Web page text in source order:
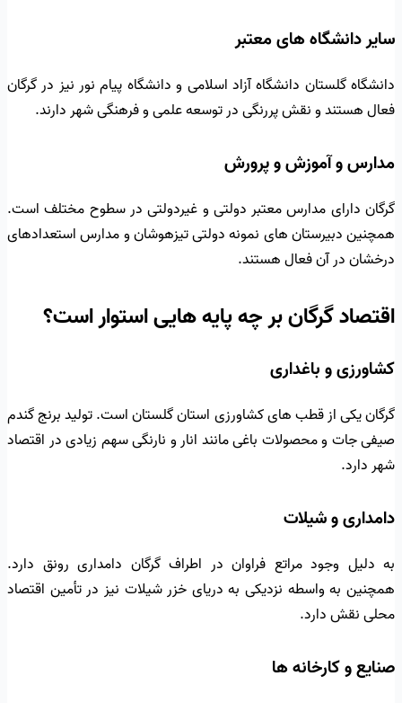
سایر دانشگاه های معتبر
دانشگاه گلستان دانشگاه آزاد اسلامی و دانشگاه پیام نور نیز در گرگان
فعال هستند و نقش پررنگی در توسعه علمی و فرهنگی شهر دارند.
مدارس و آموزش و پرورش
گرگان دارای مدارس معتبر دولتی و غیردولتی در سطوح مختلف است.
همچنین دبیرستان های نمونه دولتی تیزهوشان و مدارس استعدادهای
درخشان در آن فعال هستند.
اقتصاد گرگان بر چه پایه هایی استوار است؟
کشاورزی و باغداری
گرگان یکی از قطب های کشاورزی استان گلستان است. تولید برنج گندم
صیفی جات و محصولات باغی مانند انار و نارنگی سهم زیادی در اقتصاد
شهر دارد.
دامداری و شیلات
به دلیل وجود مراتع فراوان در اطراف گرگان دامداری رونق دارد.
همچنین به واسطه نزدیکی به دریای خزر شیلات نیز در تأمین اقتصاد
محلی نقش دارد.
صنایع و کارخانه ها